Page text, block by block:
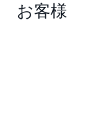
お客様